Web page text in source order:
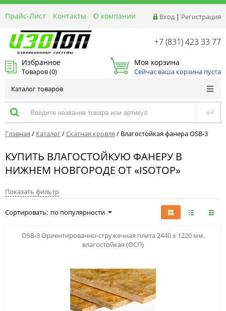
Вход | Регистрация
Прайс-Лист Контакты
О компании
Реквизиты
Доставка
Акции и Распродажи
Оптовым покупателям
+7 (831) 423 33 77
Избранное
Товаров (0)
Моя корзина
Сейчас ваша корзина пуста
Каталог товаров
Главная / Каталог/Скатная кровля / Влагостойкая фанера OSB-3
КУПИТЬ ВЛАГОСТОЙКУЮ ФАНЕРУ В
НИЖНЕМ НОВГОРОДЕ ОТ «ISOTOP»
Показать фильтр
Сортировать: по популярности
OSB-3 Ориентированно-стружечная плита 2440 х 1220 мм,
влагостойкая (ОСП)